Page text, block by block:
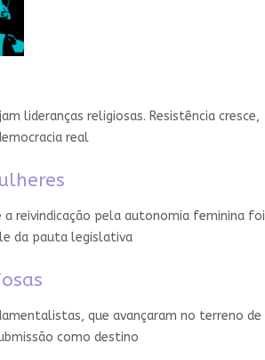
lideranças religiosas. Resistência cresce,
real
a reivindicação pela autonomia feminina foi
da pauta legislativa
que avançaram no terreno de
como destino